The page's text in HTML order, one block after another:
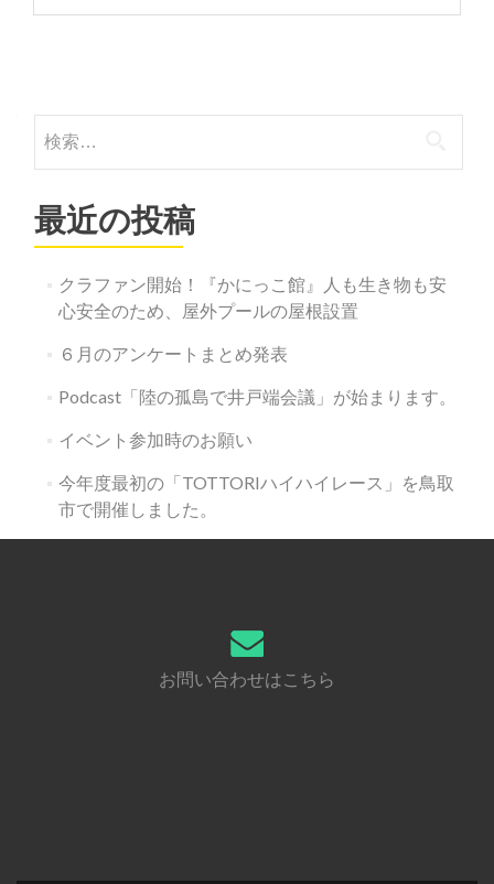
稿
ナ
ビ
ゲ
ー
シ
索:
最近の投稿
クラファン開始！『かにっこ館』人も生き物も安
心安全のため、屋外プールの屋根設置
６月のアンケートまとめ発表
Podcast「陸の孤島で井戸端会議」が始まります。
イベント参加時のお願い
今年度最初の「TOTTORIハイハイレース」を鳥取
市で開催しました。
お問い合わせはこちら